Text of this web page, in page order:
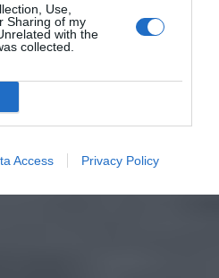
Use,
Sharing of my
with the
collected.
Access Privacy Policy